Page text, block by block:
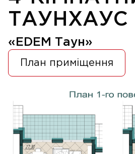
ТАУНХАУС
«EDEM Таун»
План приміщення